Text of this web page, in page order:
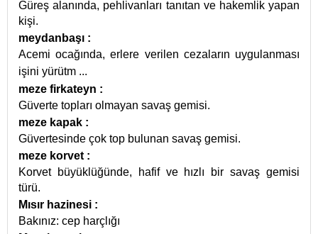
Güreş alanında, pehlivanları tanıtan ve hakemlik yapan
kişi.
meydanbaşı :
Acemi ocağında, erlere verilen cezaların uygulanması
işini yürütm ...
meze firkateyn :
Güverte topları olmayan savaş gemisi.
meze kapak :
Güvertesinde çok top bulunan savaş gemisi.
meze korvet :
Korvet büyüklüğünde, hafif ve hızlı bir savaş gemisi
türü.
Mısır hazinesi :
Bakınız: cep harçlığı